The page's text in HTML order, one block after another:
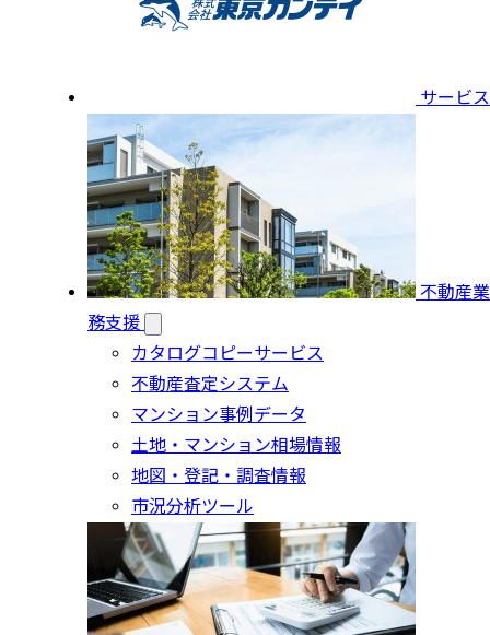
サービス
不動産業
務支援
カタログコピーサービス
不動産査定システム
マンション事例データ
土地・マンション相場情報
地図・登記・調査情報
市況分析ツール